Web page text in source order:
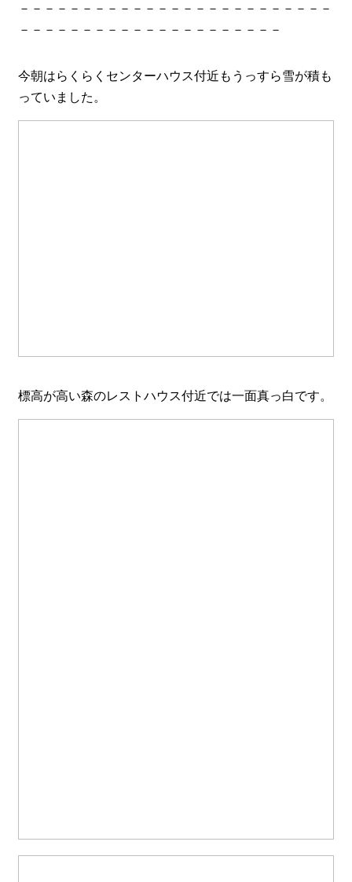
－－－－－－－－－－－－－－－－－－－－－－－－－
－－－－－－－－－－－－－－－－－－－－－
今朝はらくらくセンターハウス付近もうっすら雪が積も
っていました。
標高が高い森のレストハウス付近では一面真っ白です。